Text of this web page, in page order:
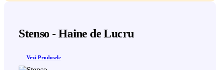
Stenso - Haine de Lucru
Vezi Produsele